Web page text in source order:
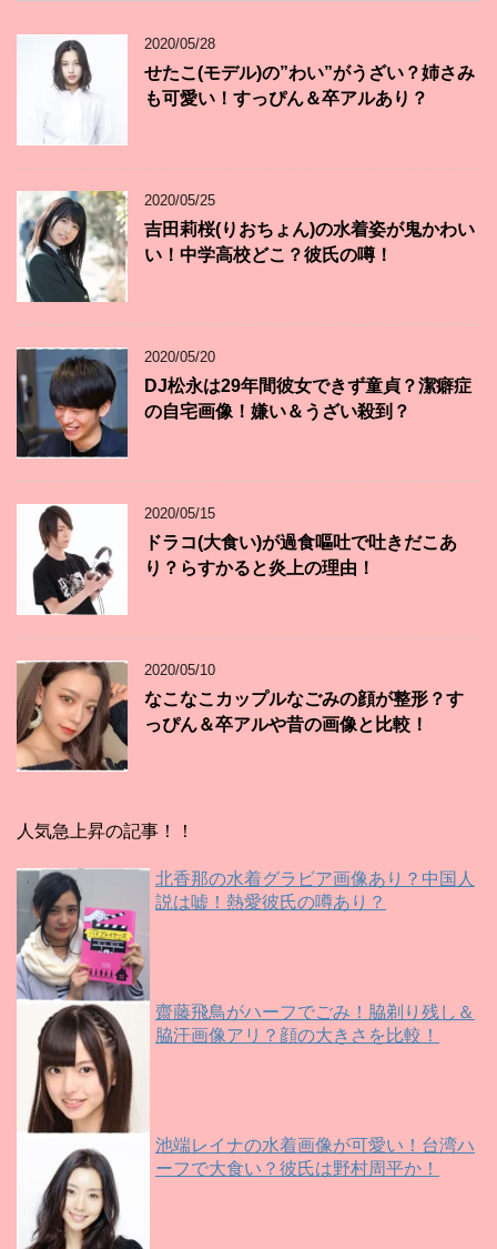
2020/05/28
せたこ(モデル)の”わい”がうざい？姉さみ
も可愛い！すっぴん＆卒アルあり？
2020/05/25
吉田莉桜(りおちょん)の水着姿が鬼かわい
い！中学高校どこ？彼氏の噂！
2020/05/20
DJ松永は29年間彼女できず童貞？潔癖症
の自宅画像！嫌い＆うざい殺到？
2020/05/15
ドラコ(大食い)が過食嘔吐で吐きだこあ
り？らすかると炎上の理由！
2020/05/10
なこなこカップルなごみの顔が整形？す
っぴん＆卒アルや昔の画像と比較！
人気急上昇の記事！！
北香那の水着グラビア画像あり？中国人
説は嘘！熱愛彼氏の噂あり？
齋藤飛鳥がハーフでごみ！脇剃り残し＆
脇汗画像アリ？顔の大きさを比較！
池端レイナの水着画像が可愛い！台湾ハ
ーフで大食い？彼氏は野村周平か！